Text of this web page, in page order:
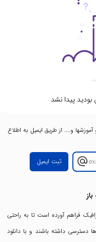
پیدا نشد
و.... از طریق ایمیل به اطلاع
ثبت ایمیل
فراهم آورده است تا به راحتی
ها دسترسی داشته باشند و با دانلود